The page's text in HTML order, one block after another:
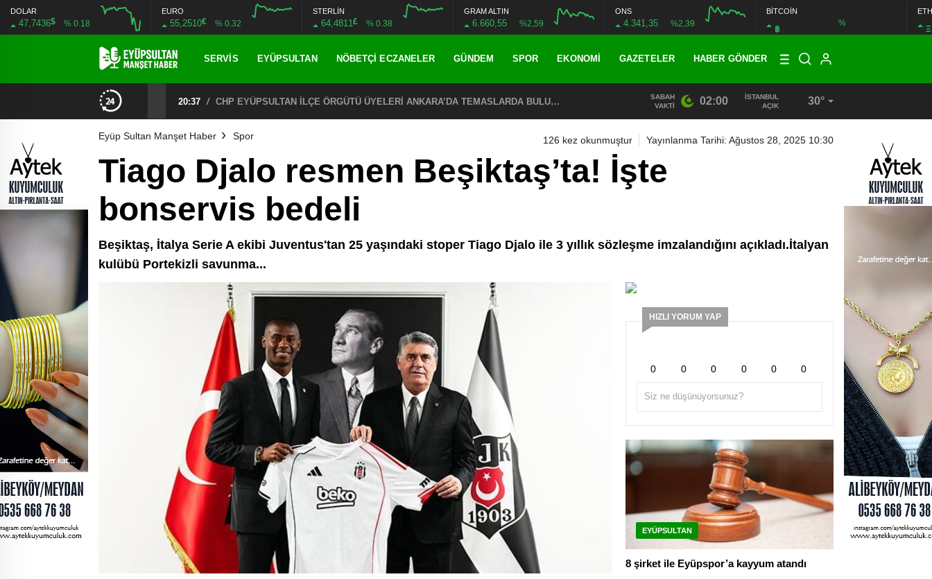
DOLAR
47,7436$ % 0.18
EURO
55,2510€ % 0.32
STERLİN
64,4811£ % 0.38
GRAM ALTIN
6.660,55 %2,59
ONS
4.341,35 %2,39
BİTCOİN
฿
%
Ξ
SERVIS EYÜPSULTAN NÖBETÇI ECZANELER GÜNDEM SPOR EKONOMI GAZETELER HABER GÖNDER
20:37 / CHP EYÜPSULTAN İLÇE ÖRGÜTÜ ÜYELERİ ANKARA’DA TEMASLARDA BULUNDU 19:40 / MHP EYÜPSULTAN TEŞKİLATI’NIN ACI GÜNÜ
SABAH
VAKTI
02:00
İSTANBUL
AÇIK
30°
Eyüp Sultan Manşet Haber Spor 126 kez okunmuştur Yayınlanma Tarihi: Ağustos 28, 2025 10:30
Tiago Djalo resmen Beşiktaş’ta! İşte
bonservis bedeli
Beşiktaş, İtalya Serie A ekibi Juventus'tan 25 yaşındaki stoper Tiago Djalo ile 3 yıllık sözleşme imzalandığını açıkladı.İtalyan
kulübü Portekizli savunma...
HIZLI YORUM YAP
0 0 0 0 0 0
EYÜPSULTAN
8 şirket ile Eyüpspor’a kayyum atandı